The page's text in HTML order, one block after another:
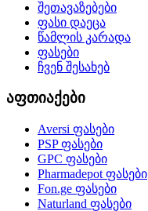
შეთავაზებები
ფასი დაეცა
წამლის კარადა
ფასები
ჩვენ შესახებ
აფთიაქები
Aversi ფასები
PSPფასები
GPC ფასები
Pharmadepot ფასები
Fon.ge ფასები
Naturland ფასები